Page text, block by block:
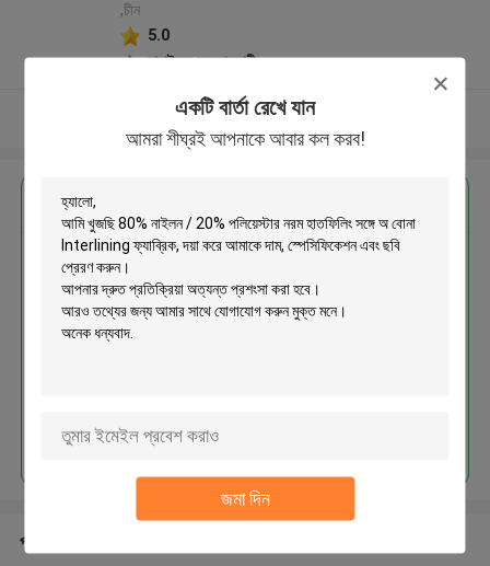
একটি বার্তা রেখে যান
আমরা শীঘ্রই আপনাকে আবার কল করব!
জমা দিন
,চীন
5.0
যাচাইকৃত সরবরাহকারী
আরো দেখুন
হাতফিলিং সঙ্গে অ বোনা Interlining ফ্যাব্রিক
চালিয়ে
প্রস্তাবিত পণ্য